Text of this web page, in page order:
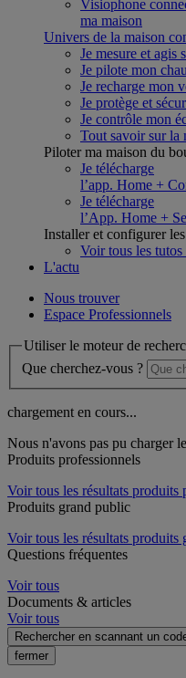
Visiophone
ma maison
Univers de la maison
Je mesure et agis
Je pilote mon
Je recharge mon
Je protège et
Je contrôle mon
Tout savoir sur la
Piloter ma maison du
Je télécharge
l’app. Home +
Je télécharge
l’App. Home +
Installer et configurer
Voir tous les tutos
L'actu
Nous trouver
Espace Professionnels
Utiliser le moteur de
Que cherchez-vous ?
chargement en cours...
Nous n'avons pas pu charger
Produits professionnels
Voir tous les résultats produits
Produits grand public
Voir tous les résultats produits
Questions fréquentes
Voir tous
Documents & articles
Voir tous
Rechercher en scannant un
fermer